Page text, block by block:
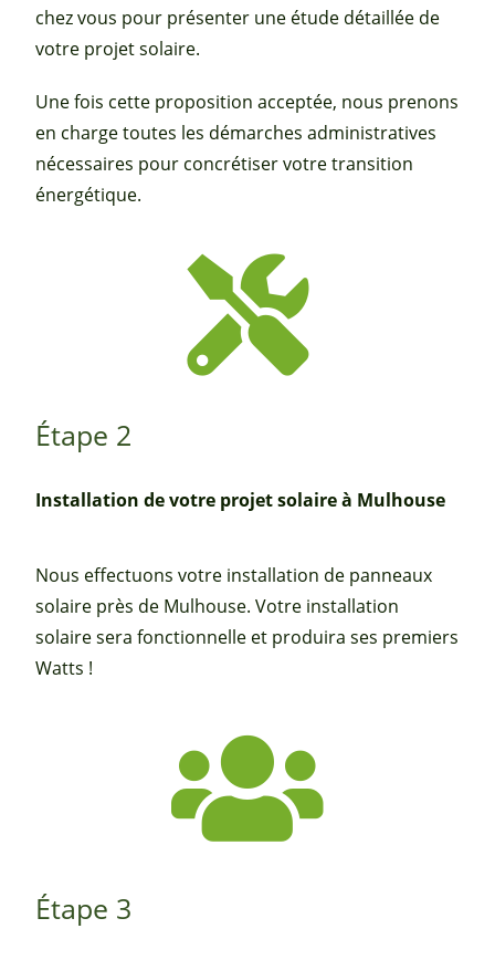
chez vous pour présenter une étude détaillée de
votre projet solaire.
Une fois cette proposition acceptée, nous prenons
en charge toutes les démarches administratives
nécessaires pour concrétiser votre transition
énergétique.
Étape 2
Installation de votre projet solaire à Mulhouse
Nous effectuons votre installation de panneaux
solaire près de Mulhouse. Votre installation
solaire sera fonctionnelle et produira ses premiers
Watts !
Étape 3